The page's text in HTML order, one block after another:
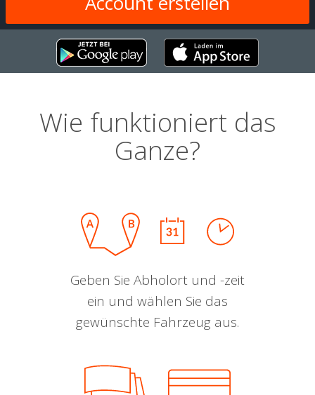
Wie funktioniert das
Ganze?
Geben Sie Abholort und -zeit
ein und wählen Sie das
gewünschte Fahrzeug aus.